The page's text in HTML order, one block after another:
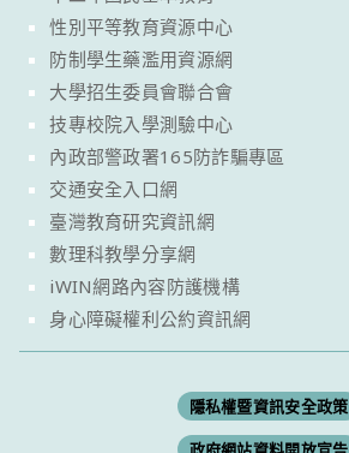
性別平等教育資源中心
防制學生藥濫用資源網
大學招生委員會聯合會
技專校院入學測驗中心
內政部警政署165防詐騙專區
交通安全入口網
臺灣教育研究資訊網
數理科教學分享網
iWIN網路內容防護機構
身心障礙權利公約資訊網
隱私權暨資訊安全政策